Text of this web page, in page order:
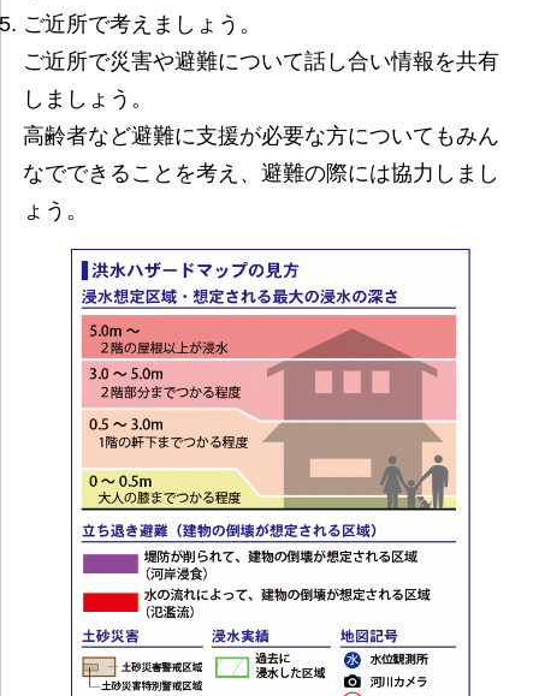
ご近所で考えましょう。
ご近所で災害や避難について話し合い情報を共有
しましょう。
高齢者など避難に支援が必要な方についてもみん
なでできることを考え、避難の際には協力しまし
ょう。